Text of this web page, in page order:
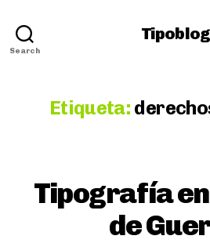
Search
Tipoblog
Etiqueta:
Tipografía
de